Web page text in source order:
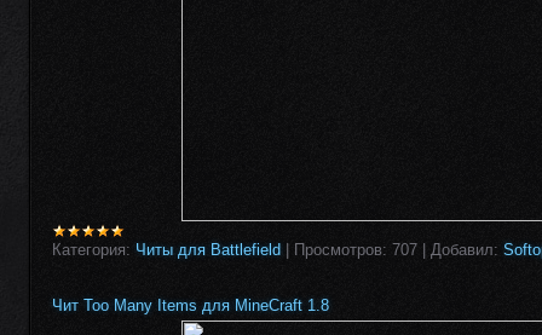
Категория: Читы для Battlefield Просмотров: 707 Добавил:
Чит Too Many Items для MineCraft 1.8